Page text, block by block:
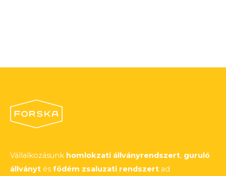
Vállalkozásunk homlokzati állványrendszert, guruló
állványt és födém zsaluzati rendszert ad